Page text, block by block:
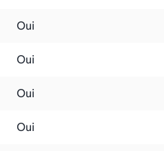
Oui
Oui
Oui
Oui